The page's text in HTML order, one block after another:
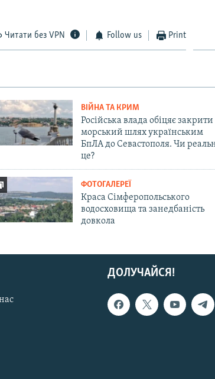
Читати без VPN Follow us Print
ВІЙНА ТА КРИМ
Російська влада обіцяє закрити
морський шлях українським
БпЛА до Севастополя. Чи
це?
ФОТОГАЛЕРЕЇ
Краса Сімферопольського
водосховища та занедбаність
довкола
ДОЛУЧАЙСЯ!